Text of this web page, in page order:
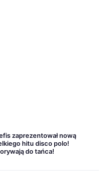
zaprezentował nową
hitu disco polo!
do tańca!